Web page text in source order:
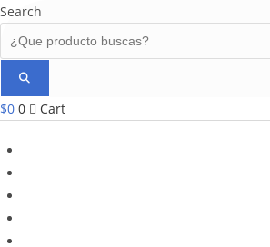
Search
$0 0 Cart